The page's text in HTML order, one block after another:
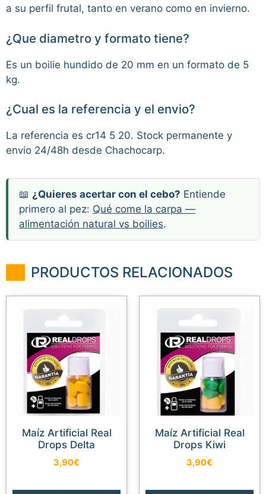
a su perfil frutal, tanto en verano como en invierno.
¿Que diametro y formato tiene?
Es un boilie hundido de 20 mm en un formato de 5
kg.
¿Cual es la referencia y el envio?
La referencia es cr14 5 20. Stock permanente y
envio 24/48h desde Chachocarp.
📖 ¿Quieres acertar con el cebo? Entiende
primero al pez: Qué come la carpa —
alimentación natural vs boilies.
PRODUCTOS RELACIONADOS
Maíz Artificial Real
Drops Delta
3,90€
Maíz Artificial Real
Drops Kiwi
3,90€